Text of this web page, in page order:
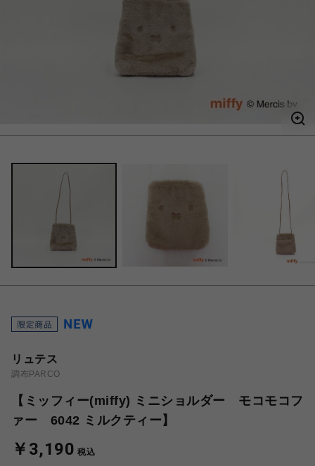
リュテス
調布PARCO
【ミッフィー(miffy) ミニショルダー モコモコフ
ァー 6042 ミルクティー】
￥3,190 税込